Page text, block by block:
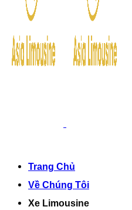
Trang Chủ
Về Chúng Tôi
Xe Limousine